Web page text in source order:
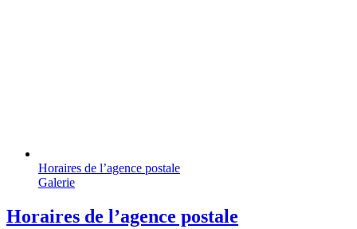
Horaires de l’agence postale
Galerie
Horaires de l’agence postale